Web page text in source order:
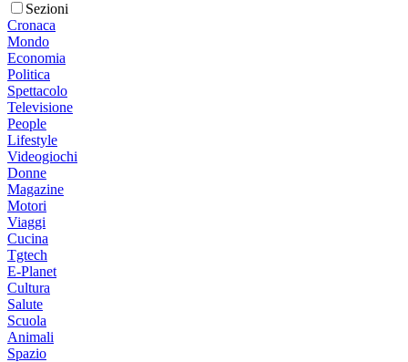
Sezioni
Cronaca
Mondo
Economia
Politica
Spettacolo
Televisione
People
Lifestyle
Videogiochi
Donne
Magazine
Motori
Viaggi
Cucina
Tgtech
E-Planet
Cultura
Salute
Scuola
Animali
Spazio